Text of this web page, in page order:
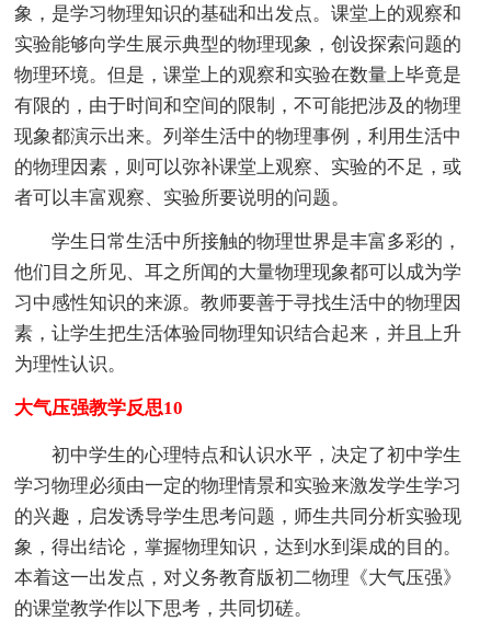
象，是学习物理知识的基础和出发点。课堂上的观察和
实验能够向学生展示典型的物理现象，创设探索问题的
物理环境。但是，课堂上的观察和实验在数量上毕竟是
有限的，由于时间和空间的限制，不可能把涉及的物理
现象都演示出来。列举生活中的物理事例，利用生活中
的物理因素，则可以弥补课堂上观察、实验的不足，或
者可以丰富观察、实验所要说明的问题。
学生日常生活中所接触的物理世界是丰富多彩的，
他们目之所见、耳之所闻的大量物理现象都可以成为学
习中感性知识的来源。教师要善于寻找生活中的物理因
素，让学生把生活体验同物理知识结合起来，并且上升
为理性认识。
大气压强教学反思10
初中学生的心理特点和认识水平，决定了初中学生
学习物理必须由一定的物理情景和实验来激发学生学习
的兴趣，启发诱导学生思考问题，师生共同分析实验现
象，得出结论，掌握物理知识，达到水到渠成的目的。
本着这一出发点，对义务教育版初二物理《大气压强》
的课堂教学作以下思考，共同切磋。